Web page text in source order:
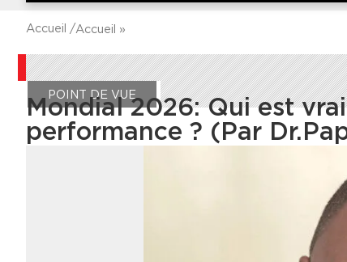
Accueil /Accueil »
POINT DE VUE
Mondial 2026: Qui est
performance ? (Par